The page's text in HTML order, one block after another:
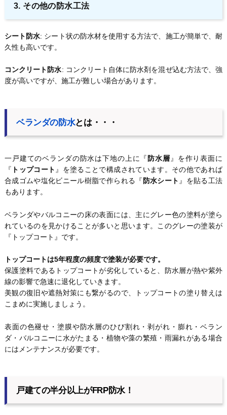
3. その他の防水工法
シート防水: シート状の防水材を使用する方法で、施工が簡単で、耐
久性も高いです。
コンクリート防水: コンクリート自体に防水剤を混ぜ込む方法で、強
度が高いですが、施工が難しい場合があります。
ベランダの防水とは・・・
一戸建てのベランダの防水は下地の上に『 防水層』を作り表面に
『 トップコート』を塗ることで構成されています。その他であれば
合成ゴムや塩化ビニール樹脂で作られる『 防水シート』を貼る工法
もあります。
ベランダやバルコニーの床の表面には、主にグレー色の塗料が塗ら
れているのを見かけることが多いと思います。このグレーの塗装が
『トップコート』です。
トップコートは5年程度の頻度で塗装が必要です。
保護塗料であるトップコートが劣化していると、防水層が熱や紫外
線の影響で急速に退化していきます。
美観の復旧や遮熱対策にも繋がるので、トップコートの塗り替えは
こまめに実施しましょう。
表面の色褪せ・塗膜や防水層のひび割れ・剥がれ・膨れ・ベラン
ダ・バルコニーに水がたまる・植物や藻の繁殖・雨漏れがある場合
にはメンテナンスが必要です。
戸建ての半分以上がFRP防水！